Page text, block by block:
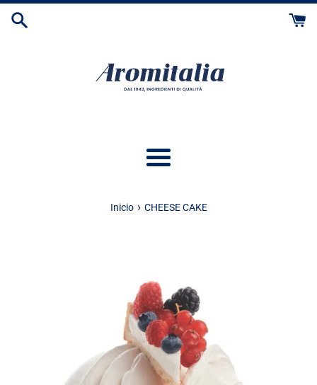
Ir
directamente
Más
Inicio › CHEESE CAKE